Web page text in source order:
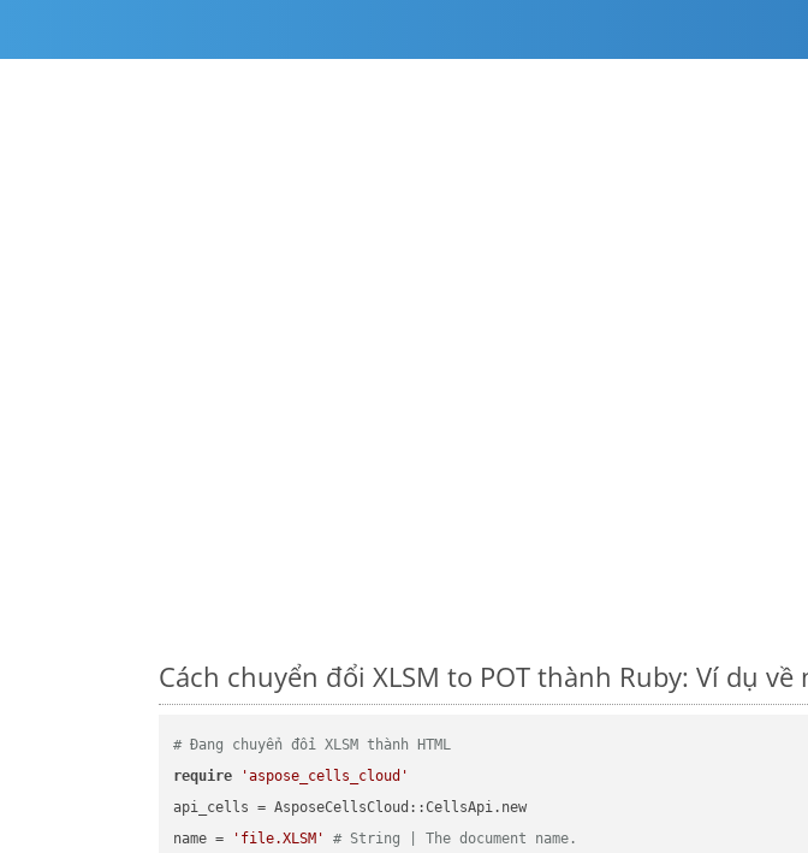
Cách chuyển đổi XLSM to POT thành Ruby: Ví dụ
# Đang chuyển đổi XLSM thành HTML
require
'aspose_cells_cloud'
api_cells = AsposeCellsCloud::CellsApi.new
name =
'file.XLSM' # String | The document name.